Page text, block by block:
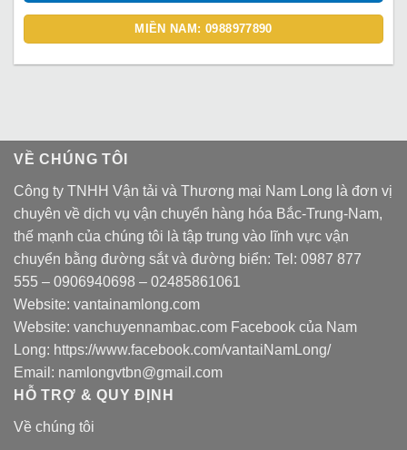
MIỀN NAM: 0988977890
VỀ CHÚNG TÔI
Công ty TNHH Vận tải và Thương mại Nam Long là đơn vị
chuyên về dịch vụ vận chuyển hàng hóa Bắc-Trung-Nam,
thế mạnh của chúng tôi là tập trung vào lĩnh vực vận
chuyển bằng đường sắt và đường biển: Tel: 0987 877
555 – 0906940698 – 02485861061
Website: vantainamlong.com
Website: vanchuyennambac.com Facebook của Nam
Long: https://www.facebook.com/vantaiNamLong/
Email: namlongvtbn@gmail.com
HỖ TRỢ & QUY ĐỊNH
Về chúng tôi